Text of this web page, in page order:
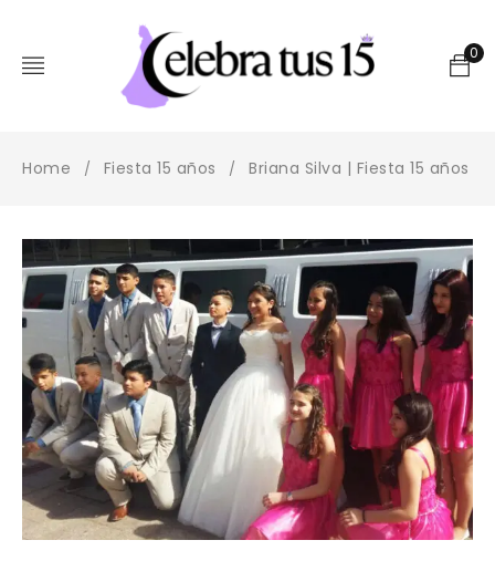
0
Home / Fiesta 15 años / Briana Silva | Fiesta 15 años